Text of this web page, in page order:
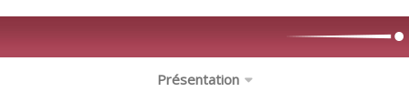
Présentation